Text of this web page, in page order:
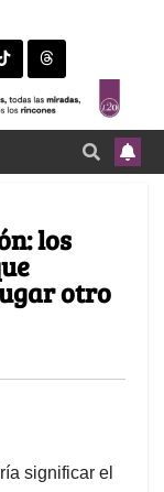
los
otro
significar el